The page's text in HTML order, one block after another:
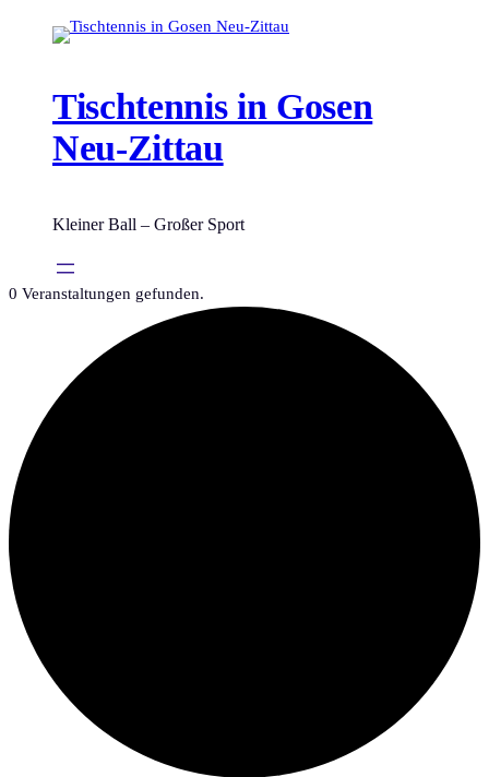
Tischtennis in Gosen
Neu-Zittau
Kleiner Ball – Großer Sport
0 Veranstaltungen gefunden.